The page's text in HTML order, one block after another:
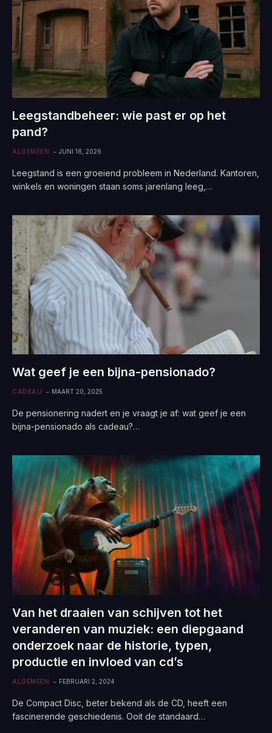
Leegstandbeheer: wie past er op het
pand?
ALGEMEEN JUNI 18, 2026
Leegstand is een groeiend probleem in Nederland. Kantoren,
winkels en woningen staan soms jarenlang leeg,…
Wat geef je een bijna-pensionado?
CADEAU MAART 20, 2025
De pensionering nadert en je vraagt je af: wat geef je een
bijna-pensionado als cadeau?…
Van het draaien van schijven tot het
veranderen van muziek: een diepgaand
onderzoek naar de historie, typen,
productie en invloed van cd’s
ALGEMEEN FEBRUARI 2, 2024
De Compact Disc, beter bekend als de CD, heeft een
fascinerende geschiedenis. Ooit de standaard…